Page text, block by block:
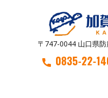
〒747-0044 山口県
0835-22-